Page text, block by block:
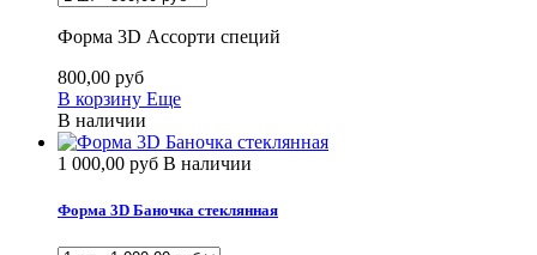
Форма 3D Ассорти специй
800,00 руб
В корзину Еще
В наличии
1 000,00 руб В наличии
Форма 3D Баночка стеклянная